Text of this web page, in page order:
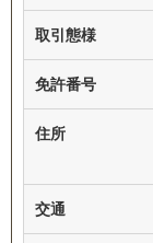
取引態様
免許番号
住所
交通